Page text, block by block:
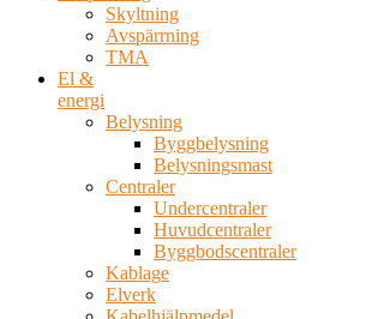
Skyltning
Avspärrning
TMA
El &
energi
Belysning
Byggbelysning
Belysningsmast
Centraler
Undercentraler
Huvudcentraler
Byggbodscentraler
Kablage
Elverk